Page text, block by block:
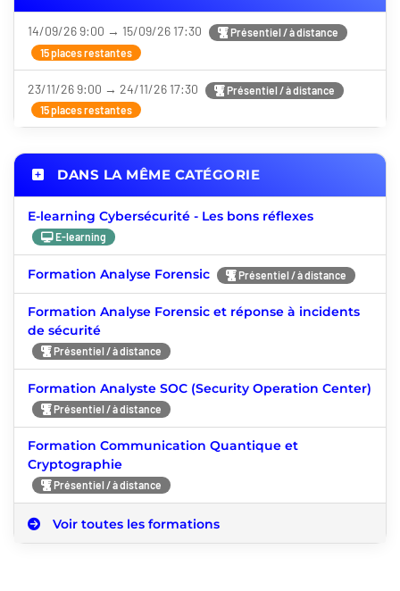
14/09/26 9:00 → 15/09/26 17:30
Présentiel / à distance
15 places restantes
23/11/26 9:00 → 24/11/26 17:30
Présentiel / à distance
15 places restantes
DANS LA MÊME CATÉGORIE
E-learning Cybersécurité - Les bons réflexes
E-learning
Formation Analyse Forensic Présentiel / à distance
Formation Analyse Forensic et réponse à incidents
de sécurité
Présentiel / à distance
Formation Analyste SOC (Security Operation Center)
Présentiel / à distance
Formation Communication Quantique et
Cryptographie
Présentiel / à distance
Voir toutes les formations